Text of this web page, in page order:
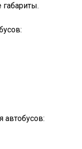
автобусов: